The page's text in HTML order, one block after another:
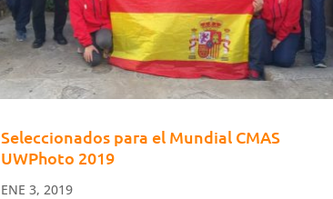
Seleccionados para el Mundial CMAS
UWPhoto 2019
ENE 3, 2019